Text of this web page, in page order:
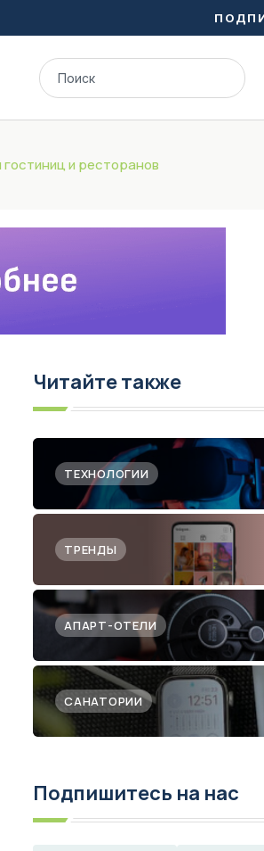
и ресторанов
Читайте также
ТЕХНОЛОГИИ
ТРЕНДЫ
АПАРТ-ОТЕЛИ
САНАТОРИИ
Подпишитесь на нас